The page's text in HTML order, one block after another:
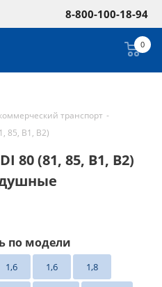
8-800-100-18-94
0
транспорт -
85, B1, B2)
80 (81, 85, B1, B2)
по модели
1,6 1,6 1,8